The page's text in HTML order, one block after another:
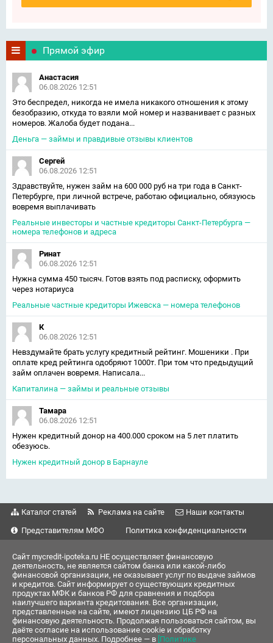
Прямой эфир
Анастасия
06.08.2026 12:51
Это беспредел, никогда не имела никакого отношения к этому
безобразию, откуда то взяли мой номер и названивает с разных
номеров. Жалоба будет подана...
Деньга — займы и правдивые отзывы клиентов
Сергей
06.08.2026 12:51
Здравствуйте, нужен займ на 600 000 руб на три года в Санкт-
Петербурге, при личной встрече, работаю официально, обязуюсь
вовремя выплачивать
Реальные инвесторы и частные кредиторы Санкт-Петербурга —
номера телефонов и адреса
Ринат
06.08.2026 12:51
Нужна сумма 450 тысяч. Готов взять под расписку, оформить
через нотариуса
Реальные частные кредиторы Ижевска — номера телефонов
К
06.08.2026 12:51
Невздумайте брать услугу кредитный рейтинг. Мошеники . При
оплате кред рейтинга одобряют 1000т. При том что предыдущий
займ оплачен вовремя. Написала...
Капиталина — займы и реальные отзывы
Тамара
06.08.2026 12:51
Нужен кредитный донор на 400.000 сроком на 5 лет платить
обезуюсь.
Нужен кредитный донор в Барнауле
Каталог статей Реклама на сайте
Наши контакты
Представителям МФО
Политика конфиденциальности
Сайт mycredit-ipoteka.ru НЕ осуществляет финансовую
деятельность, не является сайтом банка или какой-либо
финансовой организации, не оказывает услуг по выдаче займов
и кредитов. Сайт информирует о существующих кредитных
продуктах МФК и банков РФ для сравнения и подбора
наилучшего варианта кредитования. Все организации,
представленные на сайте, имеют лицензию ЦБ РФ на
финансовую деятельность. Продолжая пользоваться сайтом, вы
даёте согласие на использование cookie и обработку
персональных данных. Подробнее — в [Политике